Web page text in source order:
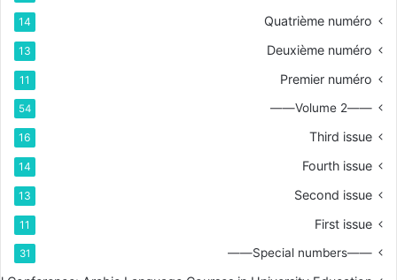
Quatrième numéro
14
Deuxième numéro
13
Premier numéro
11
——Volume 2——
54
Third issue
16
Fourth issue
14
Second issue
13
First issue
11
——Special numbers——
31